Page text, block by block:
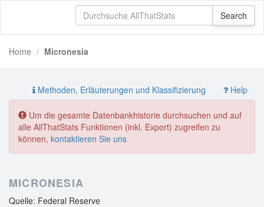
Home Micronesia
Methoden, Erläuterungen und Klassifizierung Help
Um die gesamte Datenbankhistorie durchsuchen und auf
alle AllThatStats Funktionen (inkl. Export) zugreifen zu
können, kontaktieren Sie uns
MICRONESIA
Quelle: Federal Reserve